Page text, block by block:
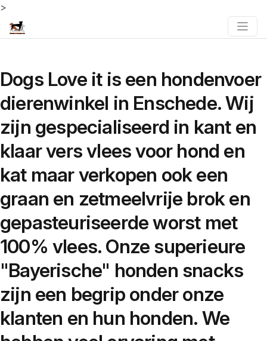
>
Dogs Love it is een hondenvoer
dierenwinkel in Enschede. Wij
zijn gespecialiseerd in kant en
klaar vers vlees voor hond en
kat maar verkopen ook een
graan en zetmeelvrije brok en
gepasteuriseerde worst met
100% vlees. Onze superieure
"Bayerische" honden snacks
zijn een begrip onder onze
klanten en hun honden. We